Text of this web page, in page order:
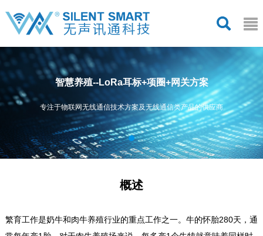
智慧养殖--LoRa耳标+项圈+网关方案
专注于物联网无线通信技术方案及无线通信类产品的供应商
概述
繁育工作是奶牛和肉牛养殖行业的重点工作之一。牛的怀胎280天，通